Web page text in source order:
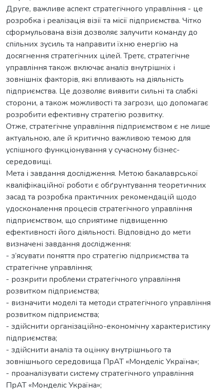
Друге, важливе аспект стратегічного управління - це
розробка і реалізація візії та місії підприємства. Чітко
сформульована візія дозволяє залучити команду до
спільних зусиль та направити їхню енергію на
досягнення стратегічних цілей. Третє, стратегічне
управління також включає аналіз внутрішніх і
зовнішніх факторів, які впливають на діяльність
підприємства. Це дозволяє виявити сильні та слабкі
сторони, а також можливості та загрози, що допомагає
розробити ефективну стратегію розвитку.
Отже, стратегічне управління підприємством є не лише
актуальною, але й критично важливою темою для
успішного функціонування у сучасному бізнес-
середовищі.
Мета і завдання дослідження. Метою бакалаврської
кваліфікаційної роботи є обґрунтування теоретичних
засад та розробка практичних рекомендацій щодо
удосконалення процесів стратегічного управління
підприємством, що сприятиме підвищенню
ефективності його діяльності. Відповідно до мети
визначені завдання дослідження:
- з’ясувати поняття про стратегію підприємства та
стратегічне управління;
- розкрити проблеми стратегічного управління
розвитком підприємства;
- визначити моделі та методи стратегічного управління
розвитком підприємства;
- здійснити організаційно-економічну характеристику
підприємства;
- здійснити аналіз та оцінку внутрішнього та
зовнішнього середовища ПрАТ «Монделіс Україна»;
- проаналізувати систему стратегічного управління
ПрАТ «Монделіс Україна»;